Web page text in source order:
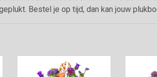
Bestel je op tijd, dan kan jouw